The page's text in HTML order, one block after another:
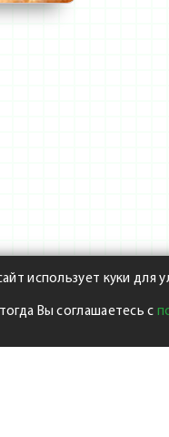
использует куки для
Вы соглашаетесь с